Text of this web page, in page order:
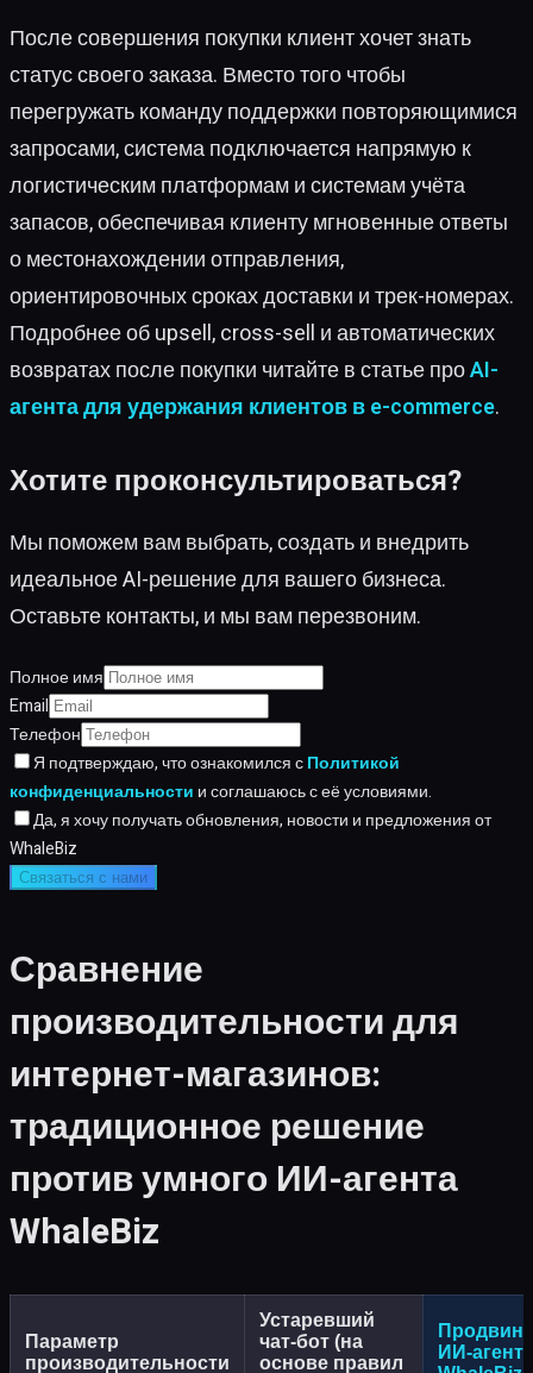
После совершения покупки клиент хочет знать
статус своего заказа. Вместо того чтобы
перегружать команду поддержки повторяющимися
запросами, система подключается напрямую к
логистическим платформам и системам учёта
запасов, обеспечивая клиенту мгновенные ответы
о местонахождении отправления,
ориентировочных сроках доставки и трек-номерах.
Подробнее об upsell, cross-sell и автоматических
возвратах после покупки читайте в статье проAI-
агента для удержания клиентов в e-commerce.
Хотите проконсультироваться?
Мы поможем вам выбрать, создать и внедрить
идеальное AI-решение для вашего бизнеса.
Оставьте контакты, и мы вам перезвоним.
Полное имя
Email
Телефон
Я подтверждаю, что ознакомился сПолитикой
конфиденциальности и соглашаюсь с её условиями.
Да, я хочу получать обновления, новости и предложения от
WhaleBiz
Связаться с нами
Сравнение
производительности для
интернет-магазинов:
традиционное решение
против умного ИИ-агента
WhaleBiz
Параметр
производительности
Устаревший
чат-бот (на
основе правил
ИИ-агент